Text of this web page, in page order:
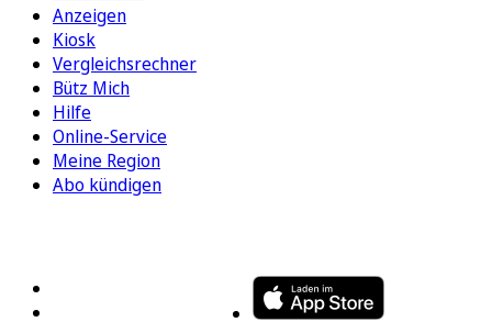
Anzeigen
Kiosk
Vergleichsrechner
Bütz Mich
Hilfe
Online-Service
Meine Region
Abo kündigen